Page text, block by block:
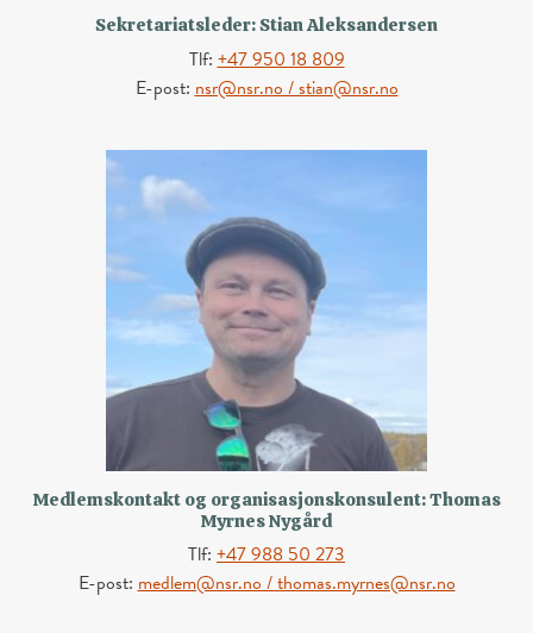
Sekretariatsleder: Stian Aleksandersen
Tlf: +47 950 18 809
E-post: nsr@nsr.no / stian@nsr.no
Medlemskontakt og organisasjonskonsulent: Thomas
Myrnes Nygård
Tlf: +47 988 50 273
E-post:medlem@nsr.no / thomas.myrnes@nsr.no